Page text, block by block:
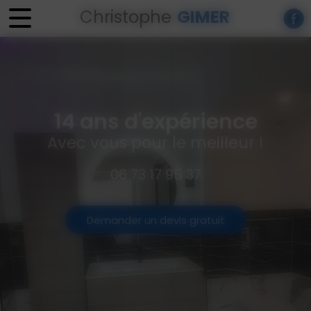
Panneau de gestion des cookies
Christophe GIMER
06 73 17 95 37
Demander un devis gratuit